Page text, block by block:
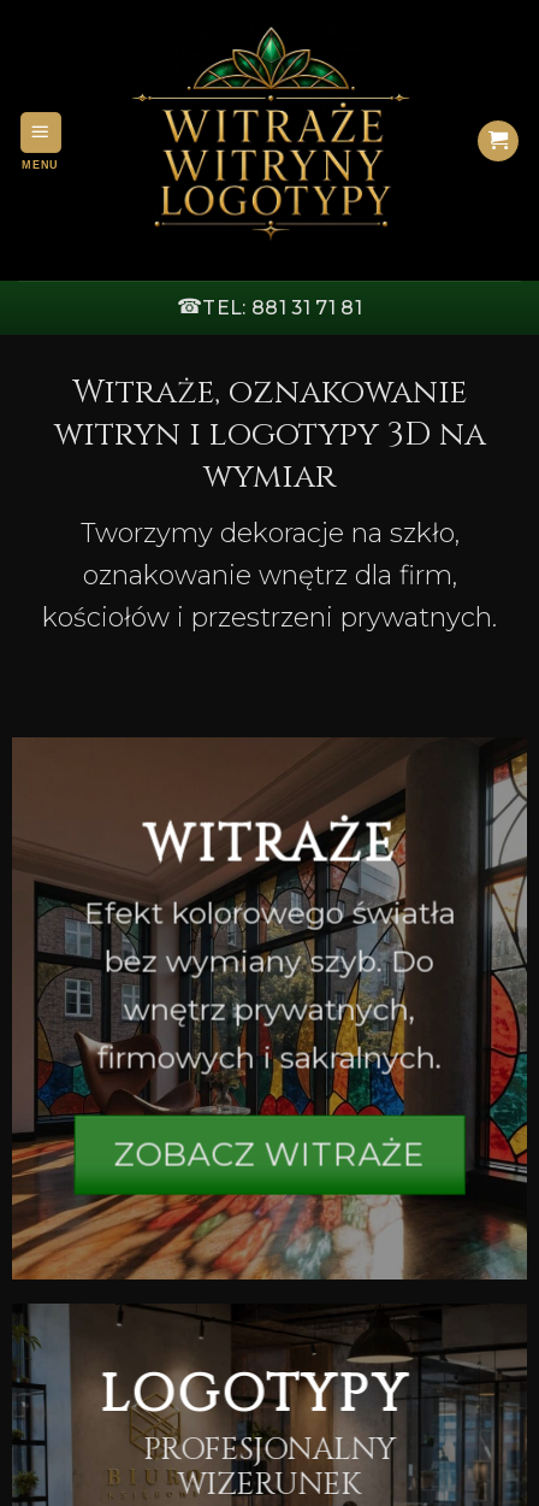
☎TEL: 881 31 71 81
Witraże, oznakowanie
witryn i logotypy 3D na
wymiar
Tworzymy dekoracje na szkło,
oznakowanie wnętrz dla firm,
kościołów i przestrzeni prywatnych.
WITRAŻE
Efekt kolorowego światła
bez wymiany szyb. Do
wnętrz prywatnych,
firmowych i sakralnych.
ZOBACZ WITRAŻE
LOGOTYPY
PROFESJONALNY
WIZERUNEK